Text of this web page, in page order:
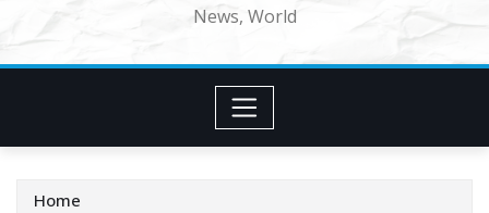
News, World
Home